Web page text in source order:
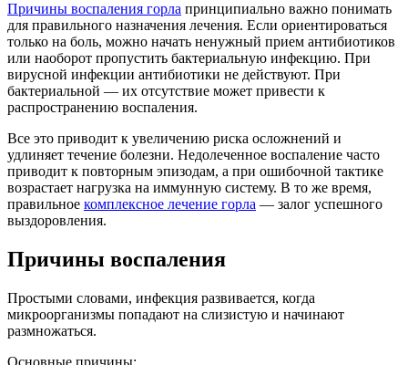
Причины воспаления горла принципиально важно понимать
для правильного назначения лечения. Если ориентироваться
только на боль, можно начать ненужный прием антибиотиков
или наоборот пропустить бактериальную инфекцию. При
вирусной инфекции антибиотики не действуют. При
бактериальной — их отсутствие может привести к
распространению воспаления.
Все это приводит к увеличению риска осложнений и
удлиняет течение болезни. Недолеченное воспаление часто
приводит к повторным эпизодам, а при ошибочной тактике
возрастает нагрузка на иммунную систему. В то же время,
правильное комплексное лечение горла — залог успешного
выздоровления.
Причины воспаления
Простыми словами, инфекция развивается, когда
микроорганизмы попадают на слизистую и начинают
размножаться.